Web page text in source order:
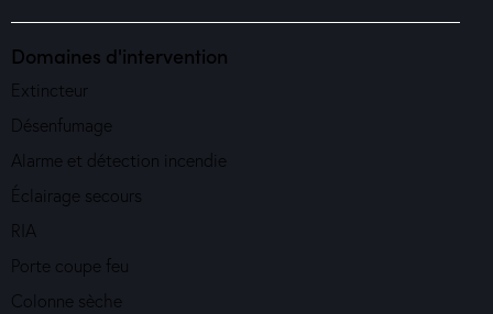
Domaines d'intervention
Extincteur
Désenfumage
Alarme et détection incendie
Éclairage secours
RIA
Porte coupe feu
Colonne sèche